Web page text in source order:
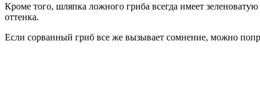
Кроме того, шляпка ложного гриба всегда имеет
оттенка.
Если сорванный гриб все же вызывает сомнение, можно